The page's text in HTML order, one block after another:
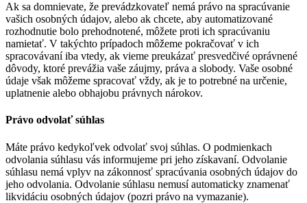
Ak sa domnievate, že prevádzkovateľ nemá právo na spracúvanie
vašich osobných údajov, alebo ak chcete, aby automatizované
rozhodnutie bolo prehodnotené, môžete proti ich spracúvaniu
namietať. V takýchto prípadoch môžeme pokračovať v ich
spracovávaní iba vtedy, ak vieme preukázať presvedčivé oprávnené
dôvody, ktoré prevážia vaše záujmy, práva a slobody. Vaše osobné
údaje však môžeme spracovať vždy, ak je to potrebné na určenie,
uplatnenie alebo obhajobu právnych nárokov.
Právo odvolať súhlas
Máte právo kedykoľvek odvolať svoj súhlas. O podmienkach
odvolania súhlasu vás informujeme pri jeho získavaní. Odvolanie
súhlasu nemá vplyv na zákonnosť spracúvania osobných údajov do
jeho odvolania. Odvolanie súhlasu nemusí automaticky znamenať
likvidáciu osobných údajov (pozri právo na vymazanie).